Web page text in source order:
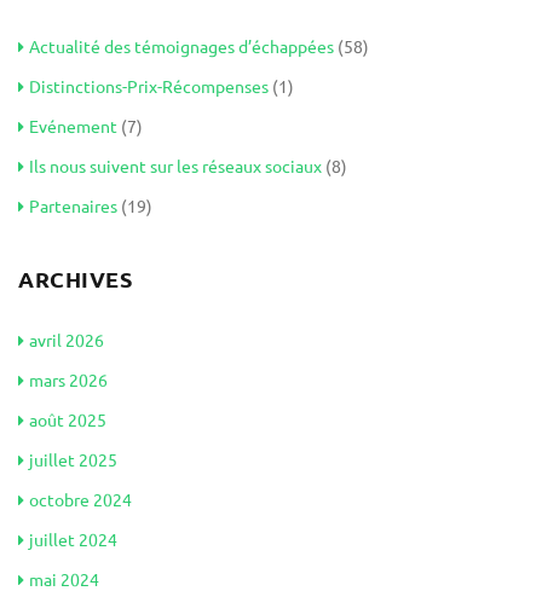
Actualité des témoignages d’échappées (58)
Distinctions-Prix-Récompenses (1)
Evénement (7)
Ils nous suivent sur les réseaux sociaux (8)
Partenaires (19)
ARCHIVES
avril 2026
mars 2026
août 2025
juillet 2025
octobre 2024
juillet 2024
mai 2024